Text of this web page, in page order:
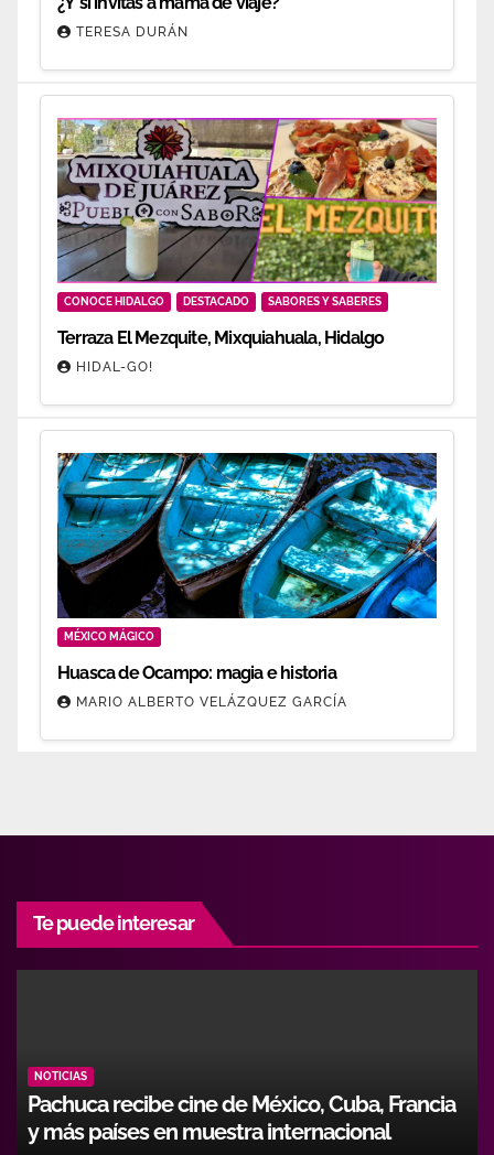
TERESA DURÁN
CONOCE HIDALGO DESTACADO SABORES Y SABERES
Terraza El Mezquite, Mixquiahuala, Hidalgo
HIDAL-GO!
MÉXICO MÁGICO
Huasca de Ocampo: magia e historia
MARIO ALBERTO VELÁZQUEZ GARCÍA
Te puede interesar
Francia
Hidalgo fortalece formación de
con alianza entre Icathi y GEMI